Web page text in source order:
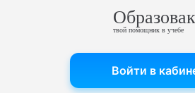
твой помощник в учебе
Войти в